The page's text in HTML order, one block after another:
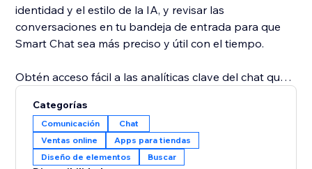
identidad y el estilo de la IA, y revisar las
conversaciones en tu bandeja de entrada para que
Smart Chat sea más preciso y útil con el tiempo.
Obtén acceso fácil a las analíticas clave del chat que
sitio y a mejorar tu interacción con ellos para impulsar
las conversiones. Smart Chat también analiza tus
conversaciones para darte sugerencias
personalizadas —clave sobre lo que buscan tus
Categorías
Comunicación
Chat
Ventas online
Apps para tiendas
Diseño de elementos
Buscar